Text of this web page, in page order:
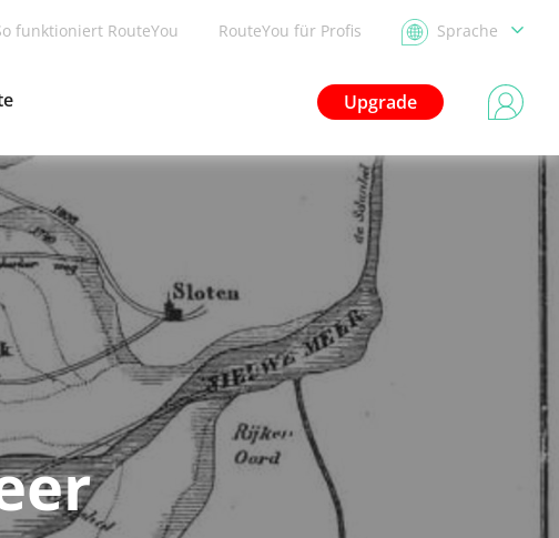
funktioniert RouteYou RouteYou für Profis Sprache
Upgrade